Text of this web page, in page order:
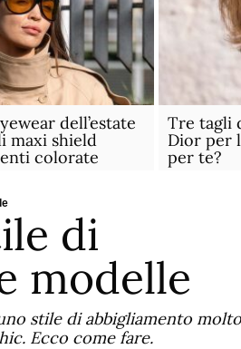
dell’estate
maxi shield
colorate
Tre tagli
Dior per
per te?
di
modelle
stile di abbigliamento molto
Ecco come fare.